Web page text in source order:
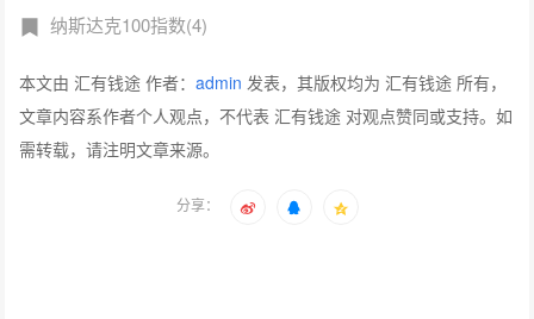
纳斯达克100指数(4)
本文由 汇有钱途 作者：admin 发表，其版权均为 汇有钱途 所有，
文章内容系作者个人观点，不代表 汇有钱途 对观点赞同或支持。如
需转载，请注明文章来源。
分享：